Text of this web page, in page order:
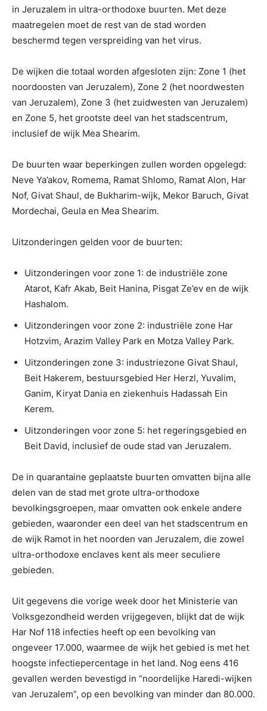
in Jeruzalem in ultra-orthodoxe buurten. Met deze
maatregelen moet de rest van de stad worden
beschermd tegen verspreiding van het virus.
De wijken die totaal worden afgesloten zijn: Zone 1 (het
noordoosten van Jeruzalem), Zone 2 (het noordwesten
van Jeruzalem), Zone 3 (het zuidwesten van Jeruzalem)
en Zone 5, het grootste deel van het stadscentrum,
inclusief de wijk Mea Shearim.
De buurten waar beperkingen zullen worden opgelegd:
Neve Ya’akov, Romema, Ramat Shlomo, Ramat Alon, Har
Nof, Givat Shaul, de Bukharim-wijk, Mekor Baruch, Givat
Mordechai, Geula en Mea Shearim.
Uitzonderingen gelden voor de buurten:
Uitzonderingen voor zone 1: de industriële zone
Atarot, Kafr Akab, Beit Hanina, Pisgat Ze’ev en de wijk
Hashalom.
Uitzonderingen voor zone 2: industriële zone Har
Hotzvim, Arazim Valley Park en Motza Valley Park.
Uitzonderingen zone 3: industriezone Givat Shaul,
Beit Hakerem, bestuursgebied Her Herzl, Yuvalim,
Ganim, Kiryat Dania en ziekenhuis Hadassah Ein
Kerem.
Uitzonderingen voor zone 5: het regeringsgebied en
Beit David, inclusief de oude stad van Jeruzalem.
De in quarantaine geplaatste buurten omvatten bijna alle
delen van de stad met grote ultra-orthodoxe
bevolkingsgroepen, maar omvatten ook enkele andere
gebieden, waaronder een deel van het stadscentrum en
de wijk Ramot in het noorden van Jeruzalem, die zowel
ultra-orthodoxe enclaves kent als meer seculiere
gebieden.
Uit gegevens die vorige week door het Ministerie van
Volksgezondheid werden vrijgegeven, blijkt dat de wijk
Har Nof 118 infecties heeft op een bevolking van
ongeveer 17.000, waarmee de wijk het gebied is met het
hoogste infectiepercentage in het land. Nog eens 416
gevallen werden bevestigd in “noordelijke Haredi-wijken
van Jeruzalem”, op een bevolking van minder dan 80.000.